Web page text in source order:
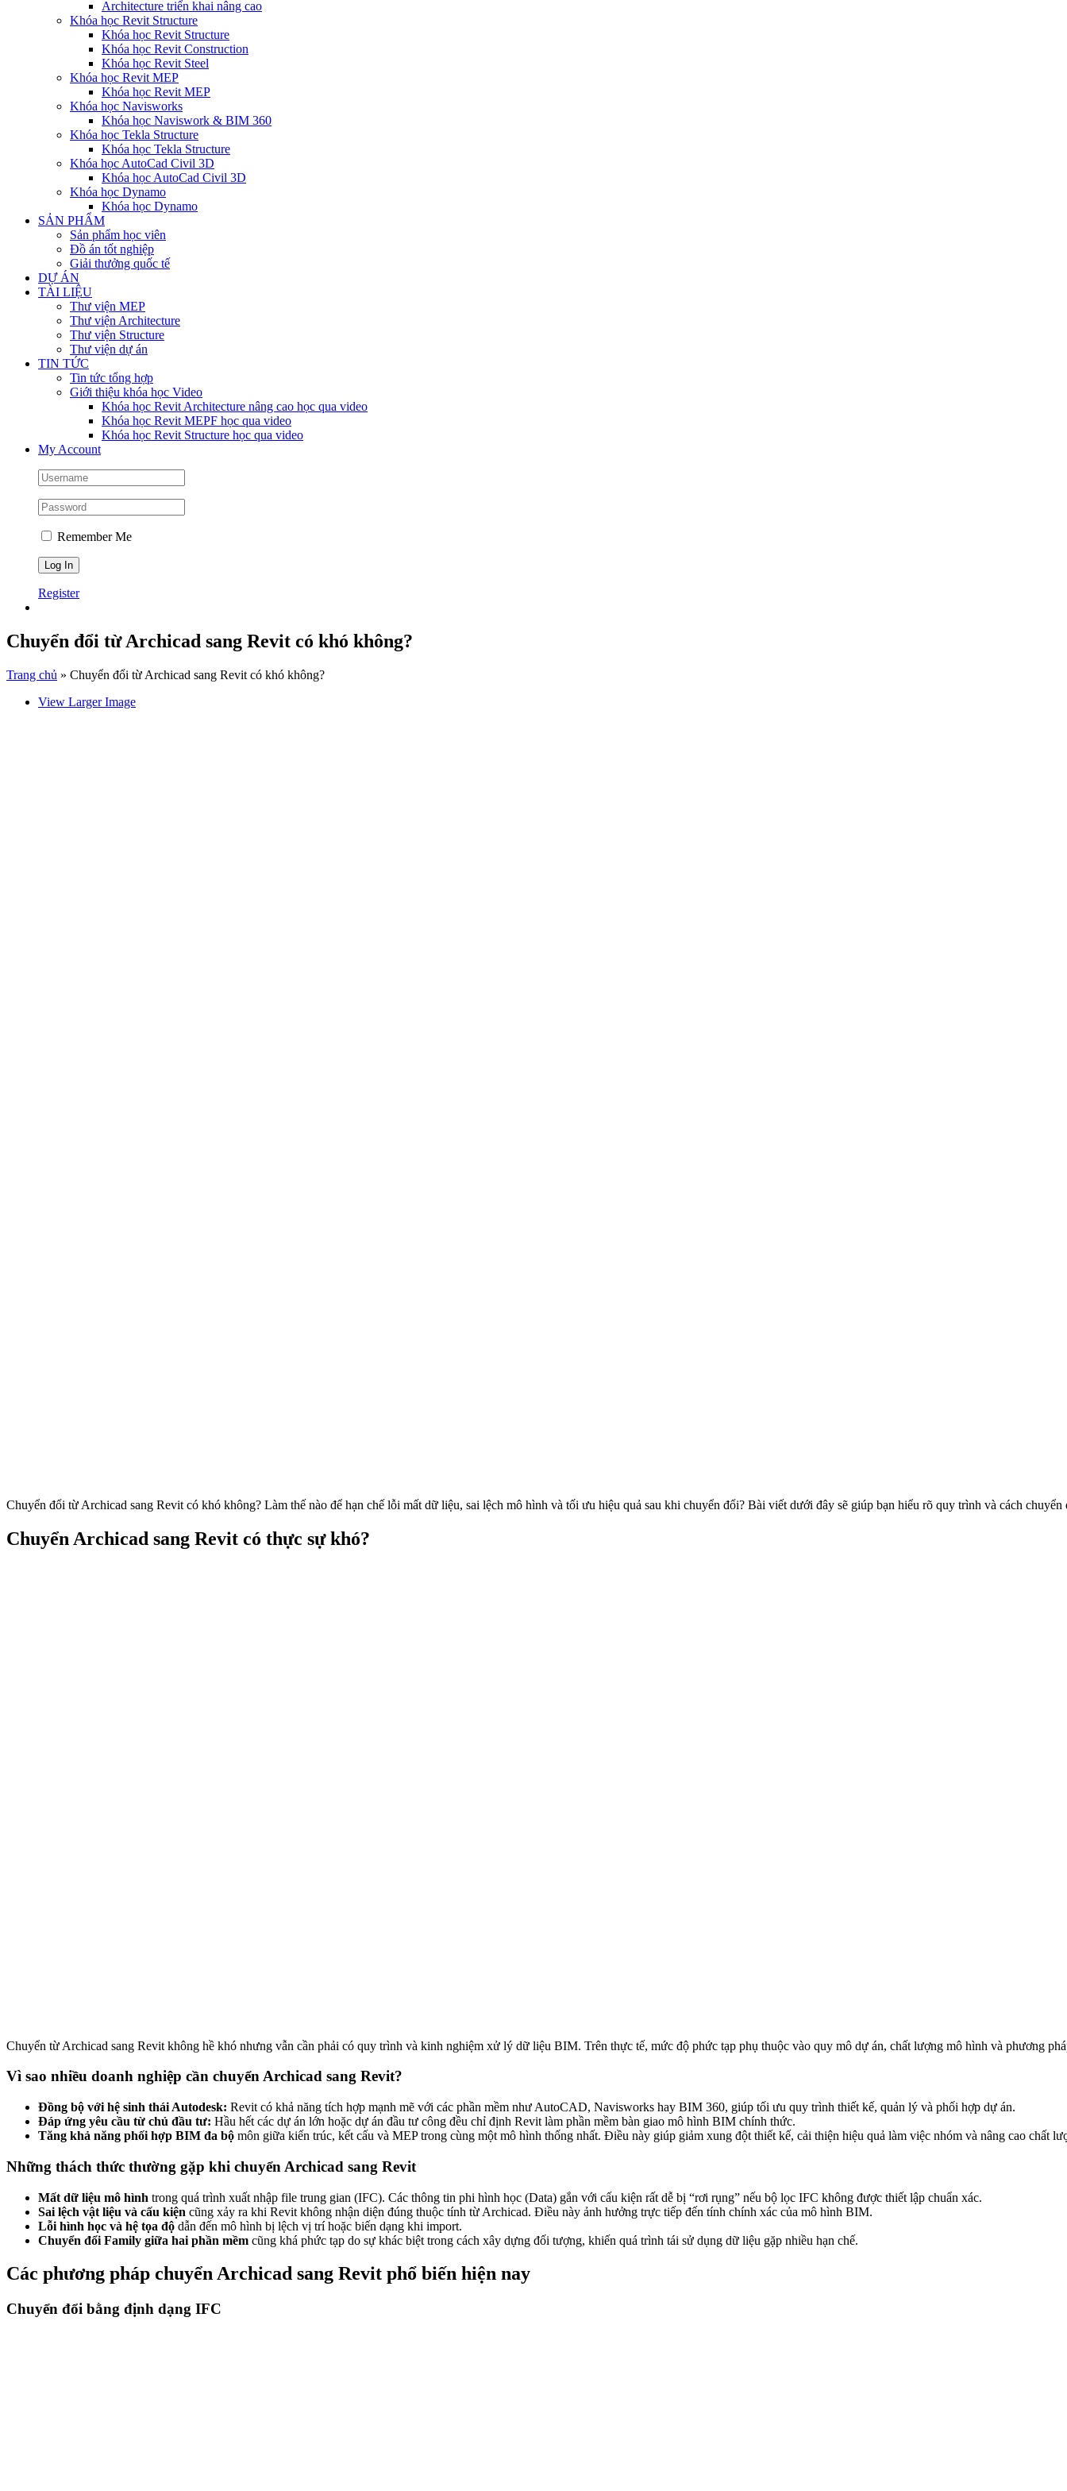
Architecture triển khai nâng cao
Khóa học Revit Structure
Khóa học Revit Structure
Khóa học Revit Construction
Khóa học Revit Steel
Khóa học Revit MEP
Khóa học Revit MEP
Khóa học Navisworks
Khóa học Naviswork & BIM 360
Khóa học Tekla Structure
Khóa học Tekla Structure
Khóa học AutoCad Civil 3D
Khóa học AutoCad Civil 3D
Khóa học Dynamo
Khóa học Dynamo
SẢN PHẨM
Sản phẩm học viên
Đồ án tốt nghiệp
Giải thưởng quốc tế
DỰ ÁN
TÀI LIỆU
Thư viện MEP
Thư viện Architecture
Thư viện Structure
Thư viện dự án
TIN TỨC
Tin tức tổng hợp
Giới thiệu khóa học Video
Khóa học Revit Architecture nâng cao học qua video
Khóa học Revit MEPF học qua video
Khóa học Revit Structure học qua video
My Account
Remember Me
Register
Chuyển đổi từ Archicad sang Revit có khó không?
Trang chủ » Chuyển đổi từ Archicad sang Revit có khó không?
View Larger Image
Chuyển đổi từ Archicad sang Revit có khó không? Làm thế nào để hạn chế lỗi mất dữ liệu, sai lệch mô hình và tối ưu hiệu quả sau khi chuyển đổi? Bài viết dưới đây sẽ giúp bạn hiểu rõ quy trình và cách
Chuyển Archicad sang Revit có thực sự khó?
Chuyển từ Archicad sang Revit không hề khó nhưng vẫn cần phải có quy trình và kinh nghiệm xử lý dữ liệu BIM. Trên thực tế, mức độ phức tạp phụ thuộc vào quy mô dự án, chất lượng mô hình và phương
Vì sao nhiều doanh nghiệp cần chuyển Archicad sang Revit?
Đồng bộ với hệ sinh thái Autodesk: Revit có khả năng tích hợp mạnh mẽ với các phần mềm như AutoCAD, Navisworks hay BIM 360, giúp tối ưu quy trình thiết kế, quản lý và phối hợp dự án.
Đáp ứng yêu cầu từ chủ đầu tư: Hầu hết các dự án lớn hoặc dự án đầu tư công đều chỉ định Revit làm phần mềm bàn giao mô hình BIM chính thức.
Tăng khả năng phối hợp BIM đa bộ môn giữa kiến trúc, kết cấu và MEP trong cùng một mô hình thống nhất. Điều này giúp giảm xung đột thiết kế, cải thiện hiệu quả làm việc nhóm và nâng cao chất
Những thách thức thường gặp khi chuyển Archicad sang Revit
Mất dữ liệu mô hình trong quá trình xuất nhập file trung gian (IFC). Các thông tin phi hình học (Data) gắn với cấu kiện rất dễ bị “rơi rụng” nếu bộ lọc IFC không được thiết lập chuẩn xác.
Sai lệch vật liệu và cấu kiện cũng xảy ra khi Revit không nhận diện đúng thuộc tính từ Archicad. Điều này ảnh hưởng trực tiếp đến tính chính xác của mô hình BIM.
Lỗi hình học và hệ tọa độ dẫn đến mô hình bị lệch vị trí hoặc biến dạng khi import.
Chuyển đổi Family giữa hai phần mềm cũng khá phức tạp do sự khác biệt trong cách xây dựng đối tượng, khiến quá trình tái sử dụng dữ liệu gặp nhiều hạn chế.
Các phương pháp chuyển Archicad sang Revit phổ biến hiện nay
Chuyển đổi bằng định dạng IFC